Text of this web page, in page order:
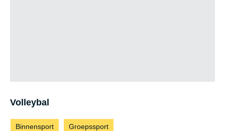
Vol­ley­bal
Binnensport Groepssport